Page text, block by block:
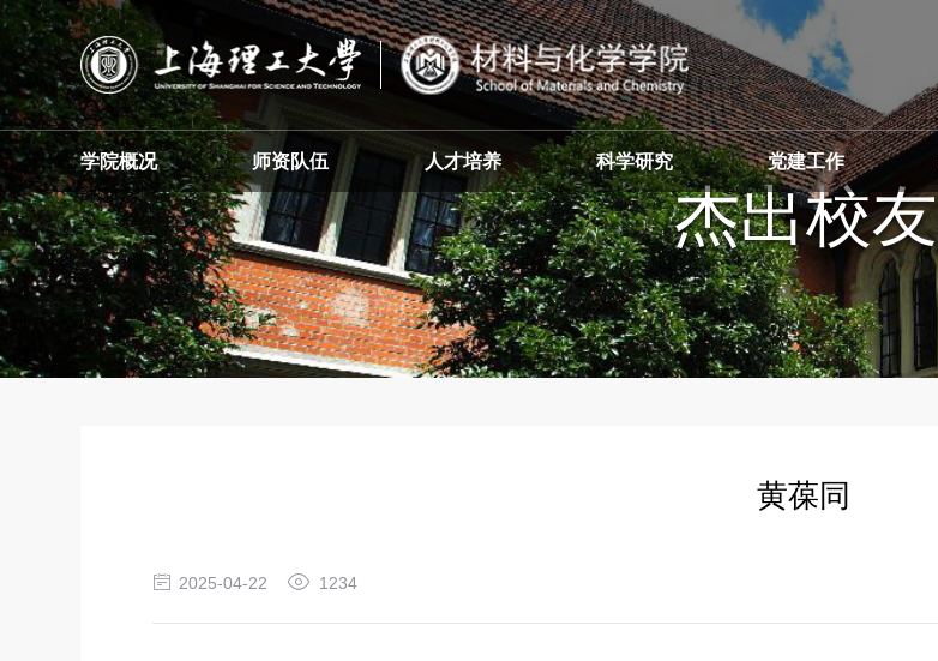
学院概况 师资队伍 人才培养 科学研究 党建工作
黄葆同
2025-04-22 1234